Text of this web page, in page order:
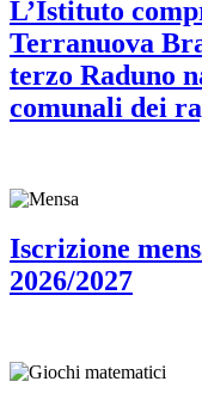
L’Istituto
Terranuova
terzo Raduno
comunali dei
Iscrizione
2026/2027